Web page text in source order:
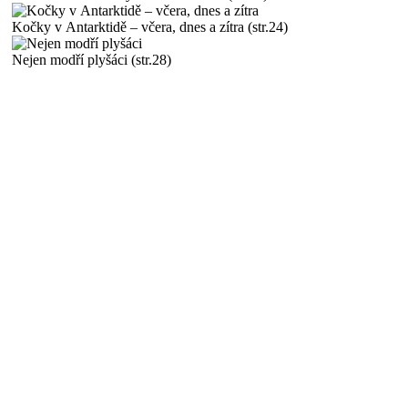
Kočky v Antarktidě – včera, dnes a zítra (str.24)
Nejen modří plyšáci (str.28)